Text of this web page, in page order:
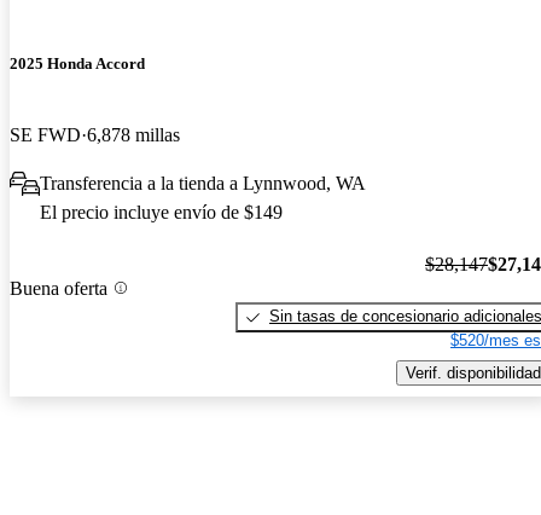
2025 Honda Accord
SE FWD 6,878 millas
Transferencia a la tienda a Lynnwood, WA
El precio incluye envío de $149
Buena oferta
$28,147
Sin tasas de concesionario adicionales
$520/mes
Verif. disponibilidad